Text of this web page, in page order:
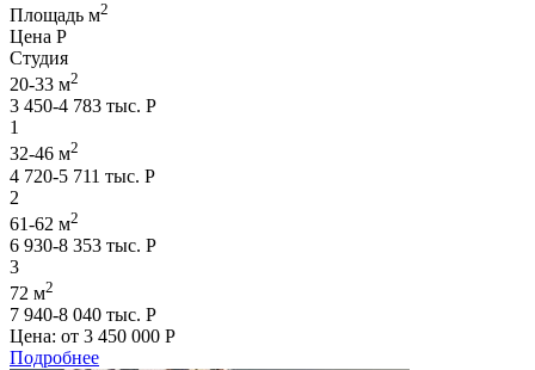
Площадь м2
Цена Р
Студия
20-33 м2
3 450-4 783 тыс. Р
1
32-46 м2
4 720-5 711 тыс. Р
2
61-62 м2
6 930-8 353 тыс. Р
3
72 м2
7 940-8 040 тыс. Р
Цена: от 3 450 000 Р
Подробнее